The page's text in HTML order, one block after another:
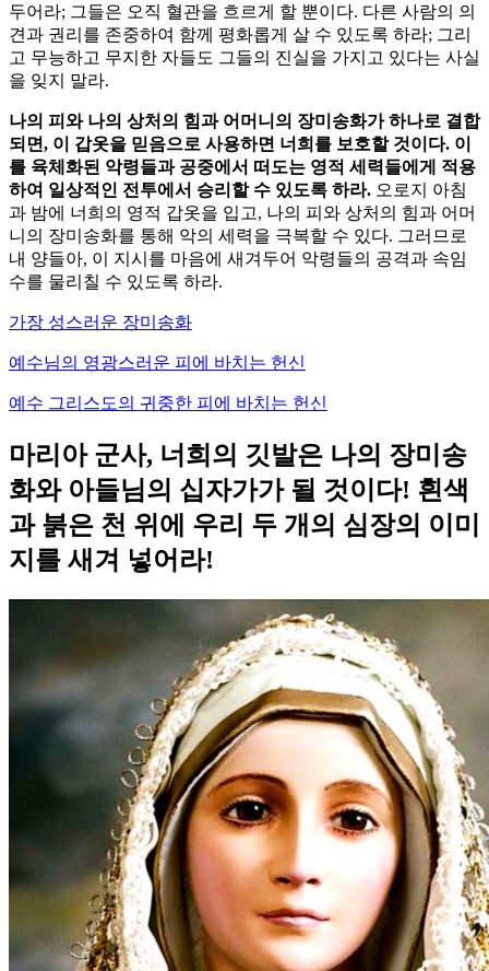
두어라; 그들은 오직 혈관을 흐르게 할 뿐이다. 다른 사람의 의
견과 권리를 존중하여 함께 평화롭게 살 수 있도록 하라; 그리
고 무능하고 무지한 자들도 그들의 진실을 가지고 있다는 사실
을 잊지 말라.
나의 피와 나의 상처의 힘과 어머니의 장미송화가 하나로 결합
되면, 이 갑옷을 믿음으로 사용하면 너희를 보호할 것이다. 이
를 육체화된 악령들과 공중에서 떠도는 영적 세력들에게 적용
하여 일상적인 전투에서 승리할 수 있도록 하라. 오로지 아침
과 밤에 너희의 영적 갑옷을 입고, 나의 피와 상처의 힘과 어머
니의 장미송화를 통해 악의 세력을 극복할 수 있다. 그러므로
내 양들아, 이 지시를 마음에 새겨두어 악령들의 공격과 속임
수를 물리칠 수 있도록 하라.
가장 성스러운 장미송화
예수님의 영광스러운 피에 바치는 헌신
예수 그리스도의 귀중한 피에 바치는 헌신
마리아 군사, 너희의 깃발은 나의 장미송
화와 아들님의 십자가가 될 것이다! 흰색
과 붉은 천 위에 우리 두 개의 심장의 이미
지를 새겨 넣어라!